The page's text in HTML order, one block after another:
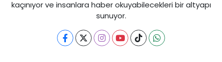
kaçınıyor ve insanlara haber okuyabilecekleri bir altyapı
sunuyor.